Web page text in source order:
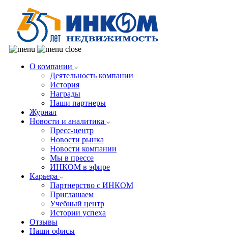
О компании
Деятельность компании
История
Награды
Наши партнеры
Журнал
Новости и аналитика
Пресс-центр
Новости рынка
Новости компании
Мы в прессе
ИНКОМ в эфире
Карьера
Партнерство с ИНКОМ
Приглашаем
Учебный центр
Истории успеха
Отзывы
Наши офисы